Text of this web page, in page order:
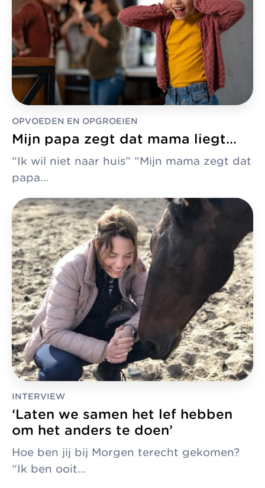
OPVOEDEN EN OPGROEIEN
Mijn papa zegt dat mama liegt…
“Ik wil niet naar huis” “Mijn mama zegt dat
papa…
INTERVIEW
‘Laten we samen het lef hebben
om het anders te doen’
Hoe ben jij bij Morgen terecht gekomen?
“Ik ben ooit…